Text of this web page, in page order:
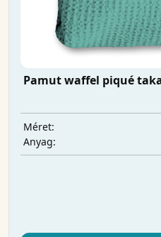
Pamut waffel piqué
Méret:
Anyag: